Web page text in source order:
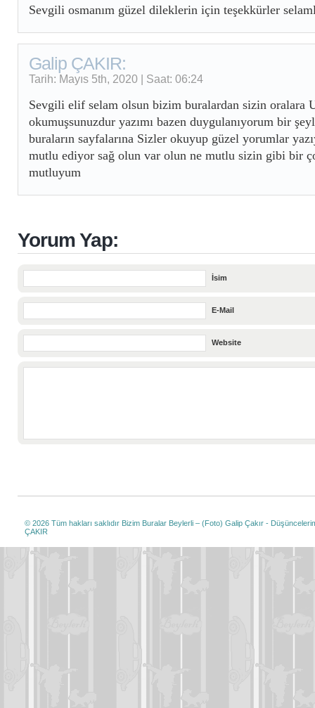
Sevgili osmanım güzel dileklerin için teşekkürler
Galip ÇAKIR:
Tarih: Mayıs 5th, 2020 | Saat: 06:24
Sevgili elif selam olsun bizim buralardan sizin oralara
okumuşsunuzdur yazımı bazen duygulanıyorum bir
buraların sayfalarına Sizler okuyup güzel yorumlar
mutlu ediyor sağ olun var olun ne mutlu sizin gibi bir
mutluyum
Yorum Yap:
İsim
E-Mail
Website
© 2026 Tüm hakları saklıdır Bizim Buralar Beylerli – (Foto) Galip Çakır -
ÇAKIR